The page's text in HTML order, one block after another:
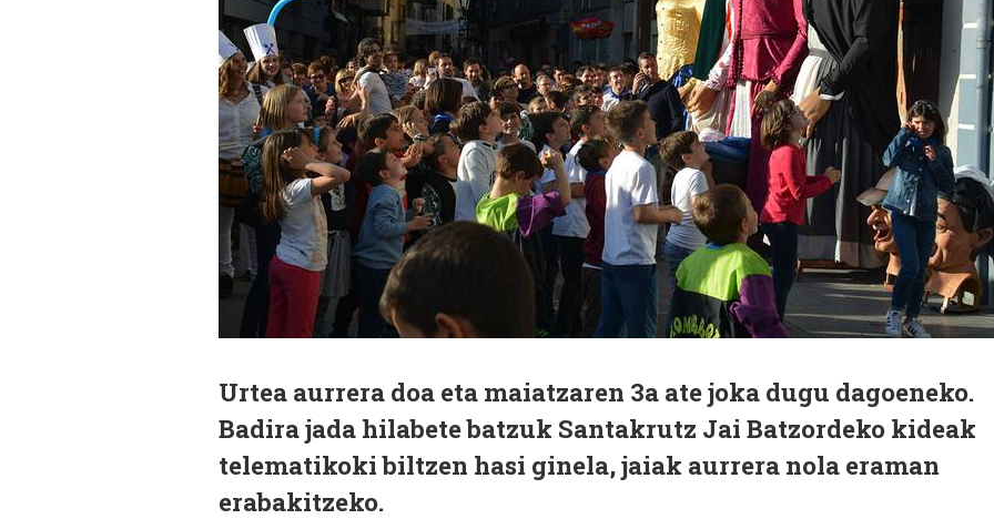
Urtea aurrera doa eta maiatzaren 3a ate joka dugu dagoeneko.
Badira jada hilabete batzuk Santakrutz Jai Batzordeko kideak
telematikoki biltzen hasi ginela, jaiak aurrera nola eraman
erabakitzeko.